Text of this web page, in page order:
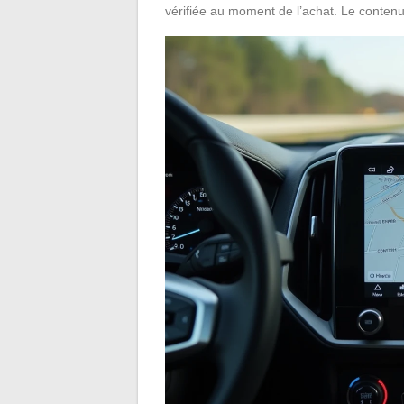
vérifiée au moment de l’achat. Le